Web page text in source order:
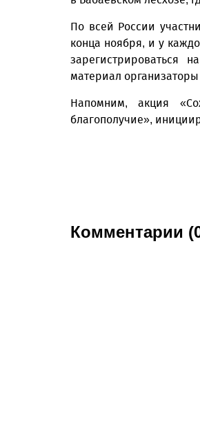
По всей России
конца ноября, и у
зарегистрироваться
материал
Напомним, акция
благополучие»,
Комментарии